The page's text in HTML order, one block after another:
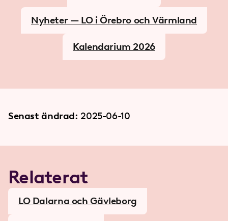
Nyheter — LO i Örebro och Värmland
Kalendarium 2026
Senast ändrad: 2025-06-10
Relaterat
LO Dalarna och Gävleborg